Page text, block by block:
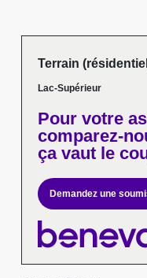
Terrain
Lac-Supérieur
Pour votre
comparez-
ça vaut le
Demandez une